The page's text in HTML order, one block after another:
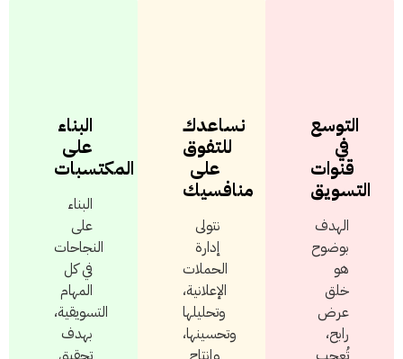
البناء
على
المكتسبات
البناء
على
النجاحات
في كل
المهام
التسويقية،
بهدف
نساعدك
للتفوق
على
منافسيك
نتولى
إدارة
الحملات
الإعلانية،
وتحليلها
وتحسينها،
التوسع
في
قنوات
التسويق
الهدف
بوضوح
هو
خلق
عرض
رابح،